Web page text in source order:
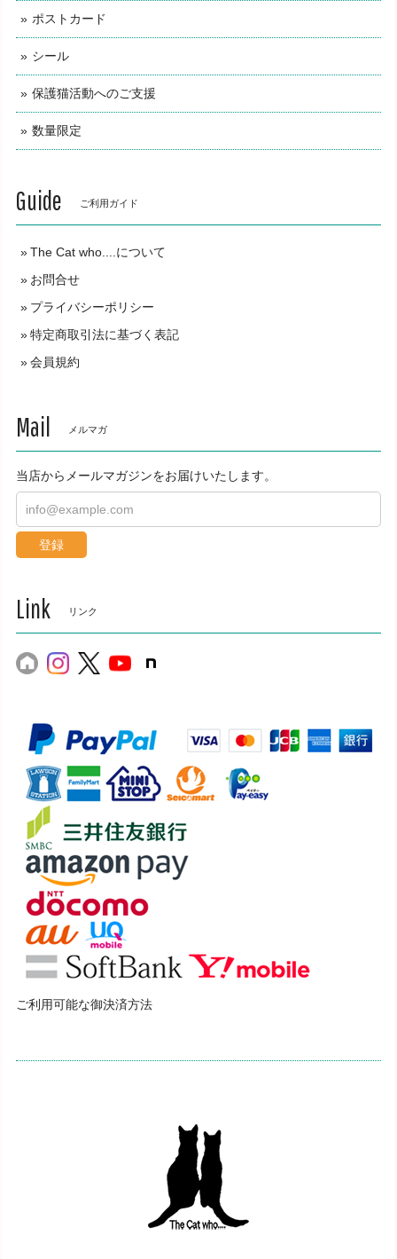
ポストカード
シール
保護猫活動へのご支援
数量限定
Guide ご利用ガイド
The Cat who....について
お問合せ
プライバシーポリシー
特定商取引法に基づく表記
会員規約
Mail メルマガ
当店からメールマガジンをお届けいたします。
登録
Link リンク
ご利用可能な御決済方法